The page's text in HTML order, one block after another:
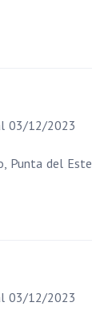
03/12/2023
Punta del Este
03/12/2023